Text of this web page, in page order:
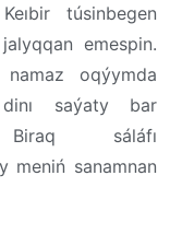
túsinbegen
emespin.
oqýymda
saýaty bar
Biraq sáláfı
meniń sanamnan